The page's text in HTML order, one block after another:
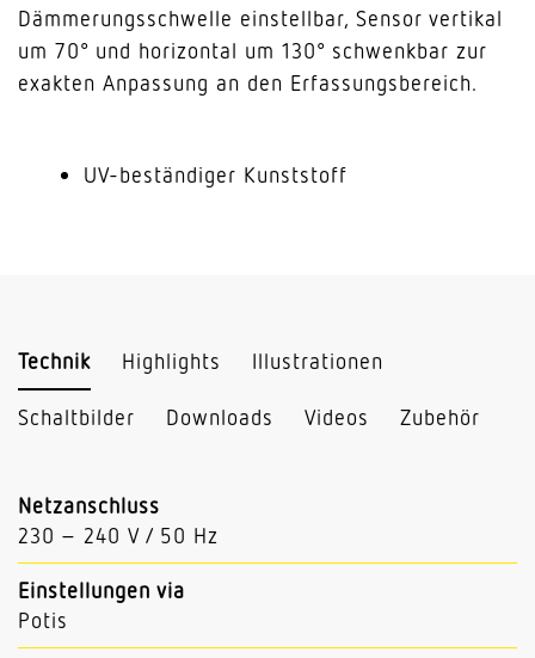
Dämmerungsschwelle einstellbar, Sensor vertikal
um 70° und horizontal um 130° schwenkbar zur
exakten Anpassung an den Erfassungsbereich.
UV-beständiger Kunststoff
Technik Highlights Illustrationen
Schaltbilder Downloads Videos Zubehör
Netzanschluss
230 – 240 V / 50 Hz
Einstellungen via
Potis